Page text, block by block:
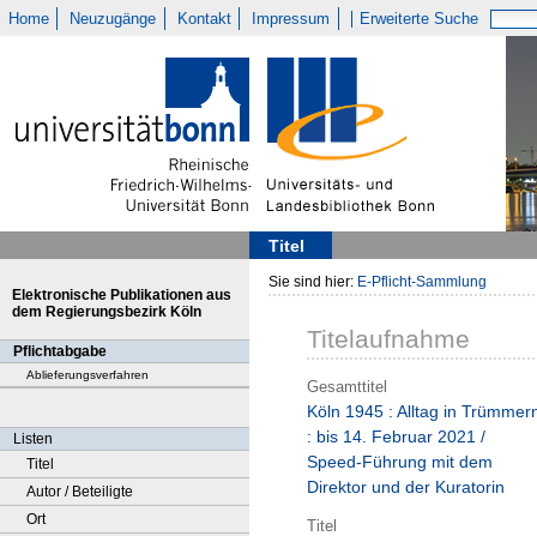
Home Neuzugänge Kontakt Impressum Erweiterte Suche
Titel
Elektronische Publikationen aus
dem Regierungsbezirk Köln
Pflichtabgabe
Ablieferungsverfahren
Listen
Titel
Autor / Beteiligte
Ort
Sie sind hier: E-Pflicht-Sammlung
Titelaufnahme
Gesamttitel
Köln 1945 : Alltag in
: bis 14. Februar 2021 /
Speed-Führung mit dem
Direktor und der Kuratorin
Titel